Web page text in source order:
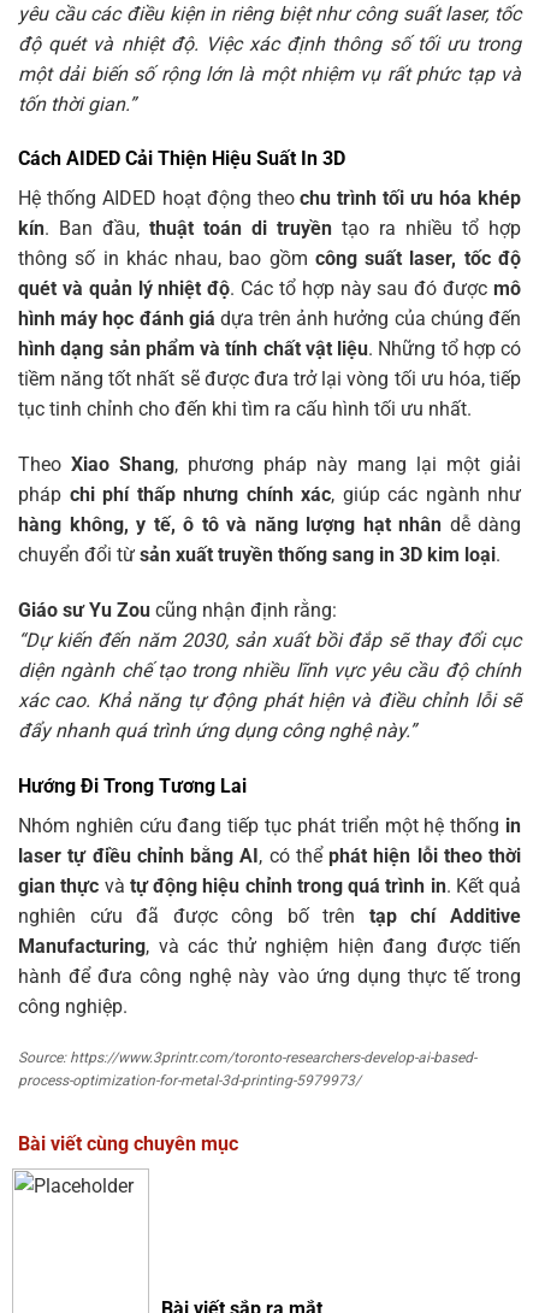
yêu cầu các điều kiện in riêng biệt như công suất laser, tốc
độ quét và nhiệt độ. Việc xác định thông số tối ưu trong
một dải biến số rộng lớn là một nhiệm vụ rất phức tạp và
tốn thời gian.”
Cách AIDED Cải Thiện Hiệu Suất In 3D
Hệ thống AIDED hoạt động theochu trình tối ưu hóa khép
kín. Ban đầu, thuật toán di truyền tạo ra nhiều tổ hợp
thông số in khác nhau, bao gồm công suất laser, tốc độ
quét và quản lý nhiệt độ. Các tổ hợp này sau đó đượcmô
hình máy học đánh giá dựa trên ảnh hưởng của chúng đến
hình dạng sản phẩm và tính chất vật liệu. Những tổ hợp có
tiềm năng tốt nhất sẽ được đưa trở lại vòng tối ưu hóa, tiếp
tục tinh chỉnh cho đến khi tìm ra cấu hình tối ưu nhất.
Theo Xiao Shang, phương pháp này mang lại một giải
pháp chi phí thấp nhưng chính xác, giúp các ngành như
hàng không, y tế, ô tô và năng lượng hạt nhân dễ dàng
chuyển đổi từ sản xuất truyền thống sang in 3D kim loại.
Giáo sư Yu Zou cũng nhận định rằng:
“Dự kiến đến năm 2030, sản xuất bồi đắp sẽ thay đổi cục
diện ngành chế tạo trong nhiều lĩnh vực yêu cầu độ chính
xác cao. Khả năng tự động phát hiện và điều chỉnh lỗi sẽ
đẩy nhanh quá trình ứng dụng công nghệ này.”
Hướng Đi Trong Tương Lai
Nhóm nghiên cứu đang tiếp tục phát triển một hệ thống in
laser tự điều chỉnh bằng AI, có thể phát hiện lỗi theo thời
gian thực và tự động hiệu chỉnh trong quá trình in. Kết quả
nghiên cứu đã được công bố trên tạp chí Additive
Manufacturing, và các thử nghiệm hiện đang được tiến
hành để đưa công nghệ này vào ứng dụng thực tế trong
công nghiệp.
Source: https://www.3printr.com/toronto-researchers-develop-ai-based-
process-optimization-for-metal-3d-printing-5979973/
Bài viết cùng chuyên mục
Bài viết sắp ra mắt